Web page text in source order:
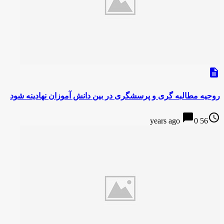
description
روحیه مطالبه گری و پرسشگری در بین دانش آموزان نهادینه شود
access_time
56 years ago
chat_bubble0